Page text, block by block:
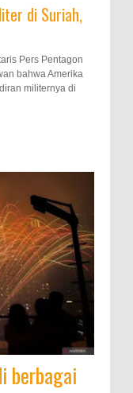
di Suriah,
Pers Pentagon
bahwa Amerika
militernya di
berbagai